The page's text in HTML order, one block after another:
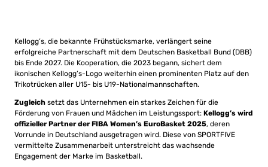
Kellogg’s, die bekannte Frühstücksmarke, verlängert seine
erfolgreiche Partnerschaft mit dem Deutschen Basketball Bund (DBB)
bis Ende 2027. Die Kooperation, die 2023 begann, sichert dem
ikonischen Kellogg’s-Logo weiterhin einen prominenten Platz auf den
Trikotrücken aller U15- bis U19-Nationalmannschaften.
Zugleich setzt das Unternehmen ein starkes Zeichen für die
Förderung von Frauen und Mädchen im Leistungssport: Kellogg’s wird
offizieller Partner der FIBA Women’s EuroBasket 2025, deren
Vorrunde in Deutschland ausgetragen wird. Diese von SPORTFIVE
vermittelte Zusammenarbeit unterstreicht das wachsende
Engagement der Marke im Basketball.